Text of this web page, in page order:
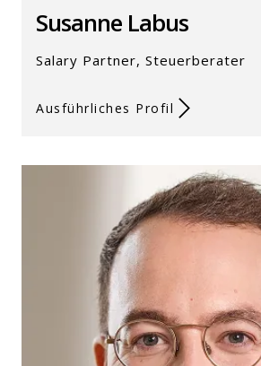
Susanne Labus
Salary Partner, Steuerberater
Ausführliches Profil